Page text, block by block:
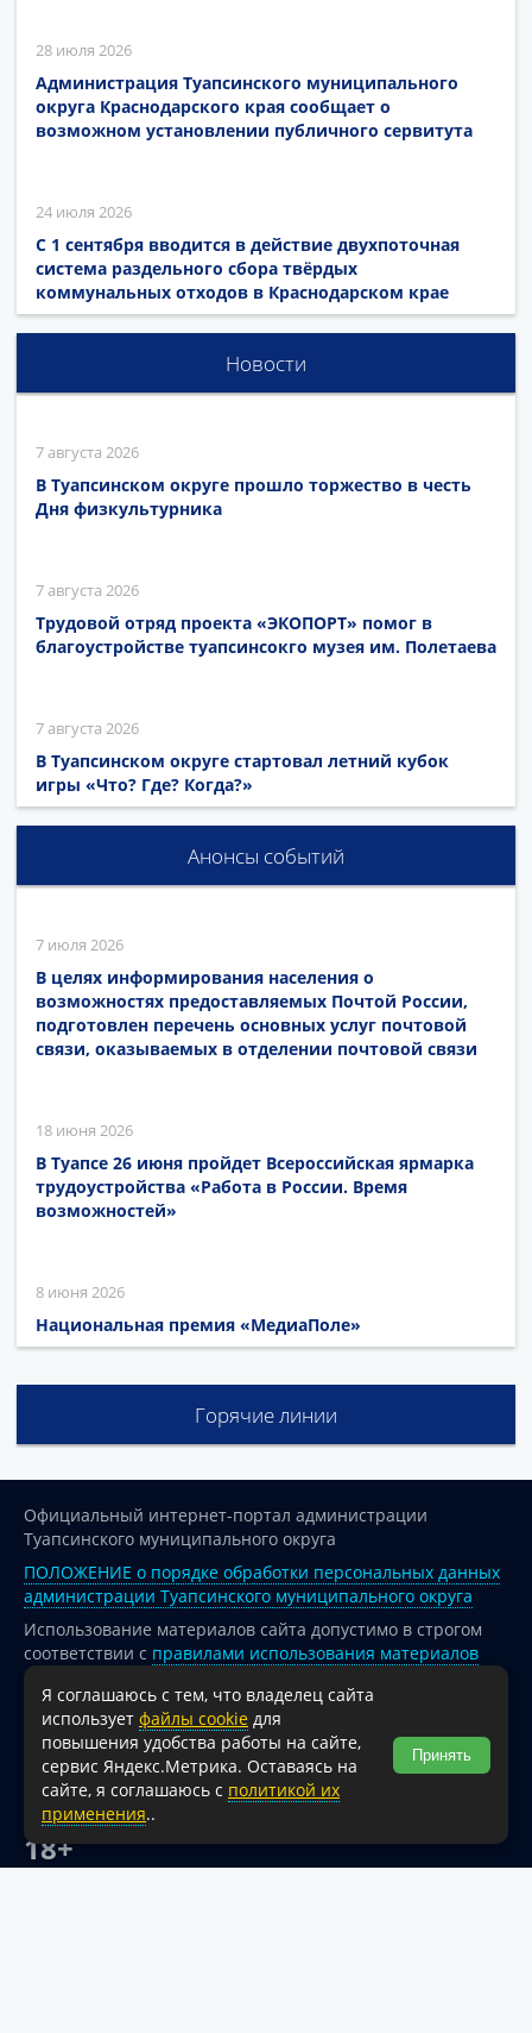
28 июля 2026
Администрация Туапсинского муниципального
округа Краснодарского края сообщает о
возможном установлении публичного сервитута
24 июля 2026
С 1 сентября вводится в действие двухпоточная
система раздельного сбора твёрдых
коммунальных отходов в Краснодарском крае
Новости
7 августа 2026
В Туапсинском округе прошло торжество в честь
Дня физкультурника
7 августа 2026
Трудовой отряд проекта «ЭКОПОРТ» помог в
благоустройстве туапсинсокго музея им. Полетаева
7 августа 2026
В Туапсинском округе стартовал летний кубок
игры «Что? Где? Когда?»
Анонсы событий
7 июля 2026
В целях информирования населения о
возможностях предоставляемых Почтой России,
подготовлен перечень основных услуг почтовой
связи, оказываемых в отделении почтовой связи
18 июня 2026
В Туапсе 26 июня пройдет Всероссийская ярмарка
трудоустройства «Работа в России. Время
возможностей»
8 июня 2026
Национальная премия «МедиаПоле»
Горячие линии
Официальный интернет-портал администрации
Туапсинского муниципального округа
ПОЛОЖЕНИЕ о порядке обработки персональных данных
администрации Туапсинского муниципального округа
Использование материалов сайта допустимо в строгом
соответствии с правилами использования материалов
опубликованных на сайте
При перепечатке и использовании информации ссылка
на источник обязательна.
Для сайтов и страниц сети Интернет обязательна
активная гиперссылка на официальный интернет-портал
администрации Туапсинского муниципального округа.
18+
Я соглашаюсь с тем, что владелец сайта
использует файлы cookie для
повышения удобства работы на сайте,
сервис Яндекс.Метрика. Оставаясь на
сайте, я соглашаюсь с политикой их
применения..
Принять